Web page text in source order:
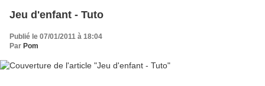
Jeu d'enfant - Tuto
Publié le 07/01/2011 à 18:04
Par Pom